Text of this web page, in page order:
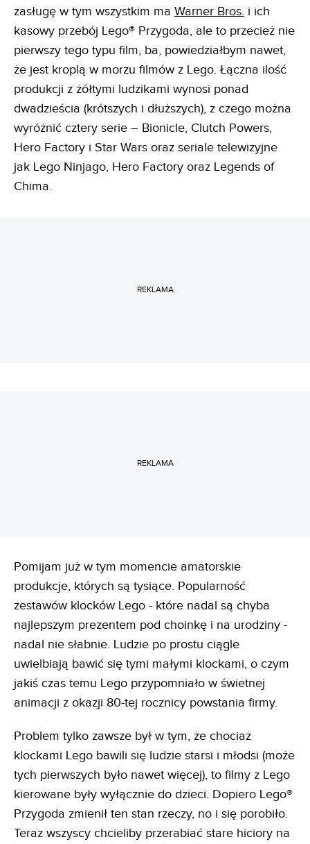
zasługę w tym wszystkim ma Warner Bros. i ich
kasowy przebój Lego® Przygoda, ale to przecież nie
pierwszy tego typu film, ba, powiedziałbym nawet,
że jest kroplą w morzu filmów z Lego. Łączna ilość
produkcji z żółtymi ludzikami wynosi ponad
dwadzieścia (krótszych i dłuższych), z czego można
wyróżnić cztery serie – Bionicle, Clutch Powers,
Hero Factory i Star Wars oraz seriale telewizyjne
jak Lego Ninjago, Hero Factory oraz Legends of
Chima.
REKLAMA
REKLAMA
Pomijam już w tym momencie amatorskie
produkcje, których są tysiące. Popularność
zestawów klocków Lego - które nadal są chyba
najlepszym prezentem pod choinkę i na urodziny -
nadal nie słabnie. Ludzie po prostu ciągle
uwielbiają bawić się tymi małymi klockami, o czym
jakiś czas temu Lego przypomniało w świetnej
animacji z okazji 80-tej rocznicy powstania firmy.
Problem tylko zawsze był w tym, że chociaż
klockami Lego bawili się ludzie starsi i młodsi (może
tych pierwszych było nawet więcej), to filmy z Lego
kierowane były wyłącznie do dzieci. Dopiero Lego®
Przygoda zmienił ten stan rzeczy, no i się porobiło.
Teraz wszyscy chcieliby przerabiać stare hiciory na